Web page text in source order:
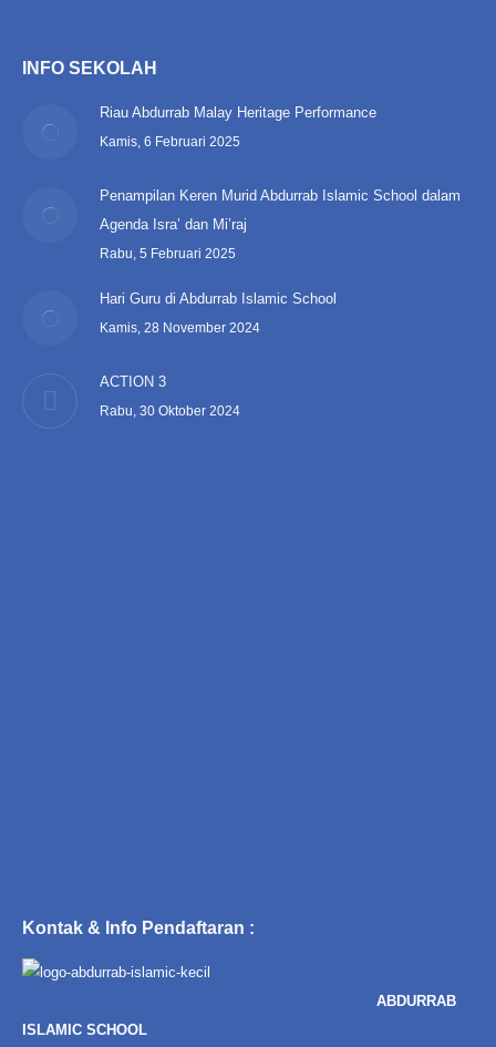
INFO SEKOLAH
Riau Abdurrab Malay Heritage Performance
Kamis, 6 Februari 2025
Penampilan Keren Murid Abdurrab Islamic School dalam
Agenda Isra’ dan Mi’raj
Rabu, 5 Februari 2025
Hari Guru di Abdurrab Islamic School
Kamis, 28 November 2024
ACTION 3
Rabu, 30 Oktober 2024
Kontak & Info Pendaftaran :
ABDURRAB
ISLAMIC SCHOOL